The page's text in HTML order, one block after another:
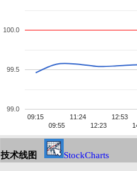
09:15
09:55
11:24
12:23
12:53
99.0
99.5
100.0
技术线图 StockCharts